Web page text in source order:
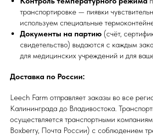
транспортировке — пиявки
используем специальные
Документы на партию (счёт,
свидетельство) выдаются с каждым
для медицинских учреждений и для
Доставка по России:
Leech Farm отправляет заказы во все
Калининграда до Владивостока.
осуществляется транспортными
Boxberry, Почта России) с соблюдением